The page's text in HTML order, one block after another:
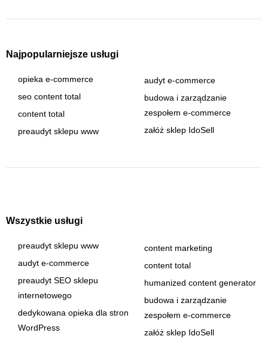
Najpopularniejsze usługi
opieka e-commerce
seo content total
content total
preaudyt sklepu www
audyt e-commerce
budowa i zarządzanie
zespołem e-commerce
załóż sklep IdoSell
Wszystkie usługi
preaudyt sklepu www
audyt e-commerce
preaudyt SEO sklepu
internetowego
dedykowana opieka dla stron
WordPress
content marketing
content total
humanized content generator
budowa i zarządzanie
zespołem e-commerce
załóż sklep IdoSell